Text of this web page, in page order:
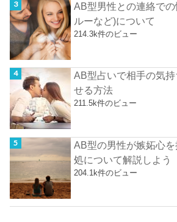
AB型男性との連絡で
ルーなど)について
214.3k件のビュー
AB型占いで相手の気
せる方法
211.5k件のビュー
AB型の男性が嫉妬心
処について解説しよう
204.1k件のビュー